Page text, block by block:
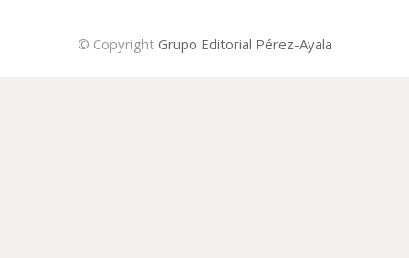
© Copyright Grupo Editorial Pérez-Ayala